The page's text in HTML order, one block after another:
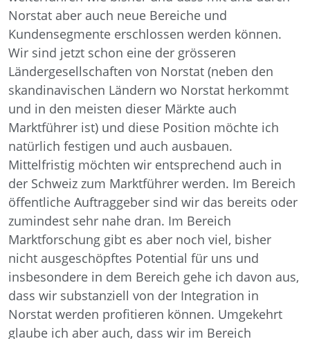
Norstat aber auch neue Bereiche und
Kundensegmente erschlossen werden können.
Wir sind jetzt schon eine der grösseren
Ländergesellschaften von Norstat (neben den
skandinavischen Ländern wo Norstat herkommt
und in den meisten dieser Märkte auch
Marktführer ist) und diese Position möchte ich
natürlich festigen und auch ausbauen.
Mittelfristig möchten wir entsprechend auch in
der Schweiz zum Marktführer werden. Im Bereich
öffentliche Auftraggeber sind wir das bereits oder
zumindest sehr nahe dran. Im Bereich
Marktforschung gibt es aber noch viel, bisher
nicht ausgeschöpftes Potential für uns und
insbesondere in dem Bereich gehe ich davon aus,
dass wir substanziell von der Integration in
Norstat werden profitieren können. Umgekehrt
glaube ich aber auch, dass wir im Bereich